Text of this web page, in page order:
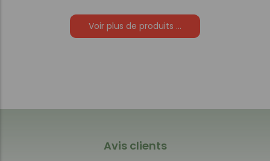
Voir plus de produits ...
Avis clients